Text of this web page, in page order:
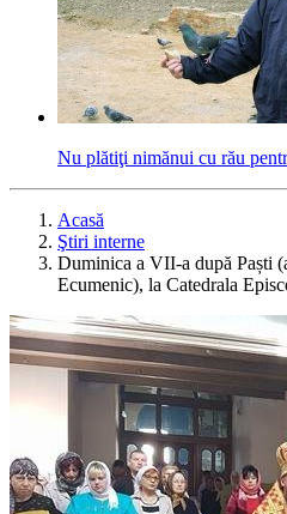
Nu plătiţi nimănui cu rău
Acasă
Ştiri interne
Duminica a VII-a după Paști
Ecumenic), la Catedrala